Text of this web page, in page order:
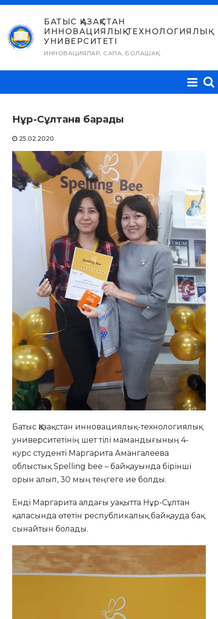
Skip
content
БАТЫС ҚАЗАҚСТАН
ИННОВАЦИЯЛЫҚ-ТЕХНОЛОГИЯЛЫҚ
УНИВЕРСИТЕТІ
ИННОВАЦИЯЛАР, САПА, БОЛАШАҚ
Нұр-Сұлтанға барады
25.02.2020
Батыс Қазақстан инновациялық-технологиялық
университетінің шет тілі мамандығының 4-
курс студенті Маргарита Амангалеева
облыстық Spelling bee – байқауында бірінші
орын алып, 30 мың теңгеге ие болды.
Енді Маргарита алдағы уақытта Нұр-Сұлтан
қаласында өтетін республикалық байқауда бақ
сынайтын болады.